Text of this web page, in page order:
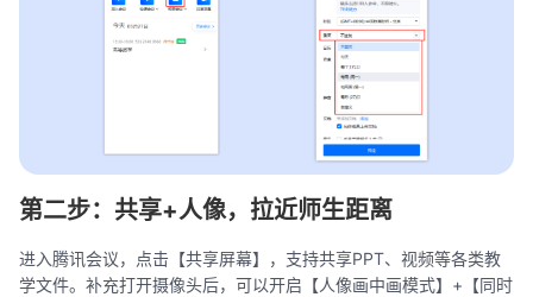
第二步：共享+人像，拉近师生距离
进入腾讯会议，点击【共享屏幕】，支持共享PPT、视频等各类教
学文件。补充打开摄像头后，可以开启【人像画中画模式】+【同时